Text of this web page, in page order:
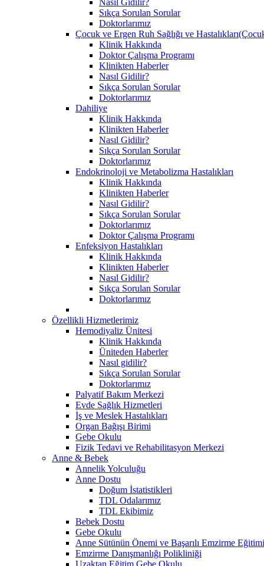
Sıkça Sorulan Sorular
Doktorlarımız
Çocuk ve Ergen Ruh Sağlığı ve
Klinik Hakkında
Doktor Çalışma Programı
Klinikten Haberler
Nasıl Gidilir?
Sıkça Sorulan Sorular
Doktorlarımız
Dahiliye
Klinik Hakkında
Klinikten Haberler
Nasıl Gidilir?
Sıkça Sorulan Sorular
Doktorlarımız
Endokrinoloji ve Metabolizma Hastalıkları
Klinik Hakkında
Klinikten Haberler
Nasıl Gidilir?
Sıkça Sorulan Sorular
Doktorlarımız
Doktor Çalışma Programı
Enfeksiyon Hastalıkları
Klinik Hakkında
Klinikten Haberler
Nasıl Gidilir?
Sıkça Sorulan Sorular
Doktorlarımız
Özellikli Hizmetlerimiz
Hemodiyaliz Ünitesi
Klinik Hakkında
Üniteden Haberler
Nasıl gidilir?
Sıkça Sorulan Sorular
Doktorlarımız
Palyatif Bakım Merkezi
Evde Sağlık Hizmetleri
İş ve Meslek Hastalıkları
Organ Bağışı Birimi
Gebe Okulu
Fizik Tedavi ve Rehabilitasyon Merkezi
Anne & Bebek
Annelik Yolculuğu
Anne Dostu
Doğum İstatistikleri
TDL Odalarımız
TDL Ekibimiz
Bebek Dostu
Gebe Okulu
Anne Sütünün Önemi ve Başarılı Emzirme Eğitimi
Emzirme Danışmanlığı Polikliniği
Uzaktan Eğitim Gebe Okulu